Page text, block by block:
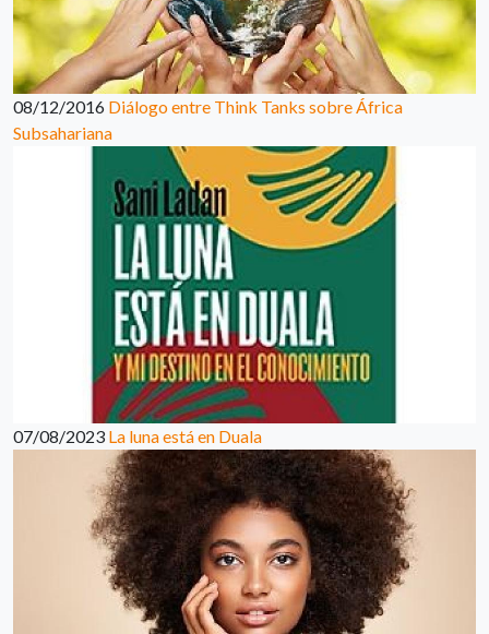
08/12/2016 Diálogo entre Think Tanks sobre África
Subsahariana
07/08/2023 La luna está en Duala